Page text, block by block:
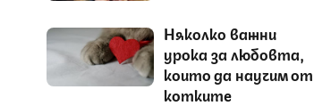
Няколко важни
урока за любовта,
които да научим от
котките